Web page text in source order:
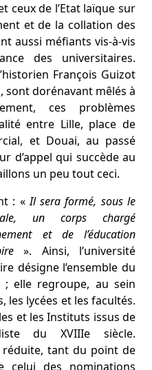
ceux de l’Etat laïque sur
et de la collation des
aussi méfiants vis-à-vis
des universitaires.
François Guizot
sont dorénavant mêlés à
ces problèmes
entre Lille, place de
et Douai, au passé
d’appel qui succède au
un peu tout ceci.
: «Il sera formé, sous le
un corps chargé
et de l’éducation
». Ainsi, l’université
désigne l’ensemble du
; elle regroupe, au sein
les lycées et les facultés.
et les Instituts issus de
du XVIIIe siècle.
réduite, tant du point de
celui des nominations